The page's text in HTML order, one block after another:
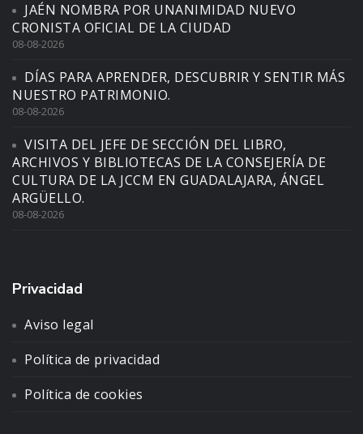
JAÉN NOMBRA POR UNANIMIDAD NUEVO
CRONISTA OFICIAL DE LA CIUDAD
08-08-2026
DÍAS PARA APRENDER, DESCUBRIR Y SENTIR MÁS
NUESTRO PATRIMONIO.
08-08-2026
VISITA DEL JEFE DE SECCIÓN DEL LIBRO,
ARCHIVOS Y BIBLIOTECAS DE LA CONSEJERÍA DE
CULTURA DE LA JCCM EN GUADALAJARA, ÁNGEL
ARGÜELLO.
08-08-2026
Privacidad
Aviso legal
Política de privacidad
Política de cookies